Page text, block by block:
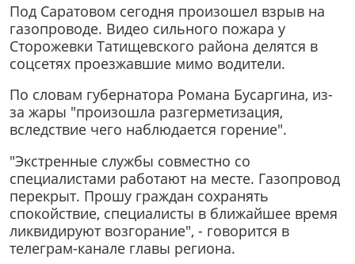
Под Саратовом сегодня произошел взрыв на
газопроводе. Видео сильного пожара у
Сторожевки Татищевского района делятся в
соцсетях проезжавшие мимо водители.
По словам губернатора Романа Бусаргина, из-
за жары "произошла разгерметизация,
вследствие чего наблюдается горение".
"Экстренные службы совместно со
специалистами работают на месте. Газопровод
перекрыт. Прошу граждан сохранять
спокойствие, специалисты в ближайшее время
ликвидируют возгорание", - говорится в
телеграм-канале главы региона.